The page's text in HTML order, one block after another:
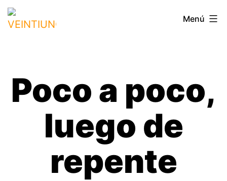
Saltar
VEINTIUNO Menú
Poco a poco,
luego de
repente